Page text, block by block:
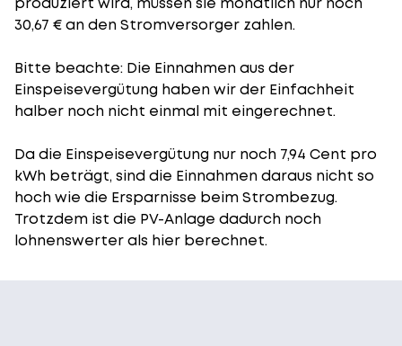
30,67 € an den Stromversorger zahlen.
Bitte beachte: Die Einnahmen aus der
Einspeisevergütung haben wir der Einfachheit
halber noch nicht einmal mit eingerechnet.
Da die Einspeisevergütung nur noch 7,94 Cent pro
kWh beträgt, sind die Einnahmen daraus nicht so
hoch wie die Ersparnisse beim Strombezug.
Trotzdem ist die PV-Anlage dadurch noch
lohnenswerter als hier berechnet.